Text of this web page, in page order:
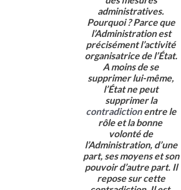
administratives.
Pourquoi ? Parce que
l’Administration est
précisément l’activité
organisatrice de l’État.
A moins de se
supprimer lui-même,
l’État ne peut
supprimer la
contradictionentre le
rôle et la bonne
volonté de
l’Administration, d’une
part, ses moyens et son
pouvoir d’autre part. Il
repose sur cette